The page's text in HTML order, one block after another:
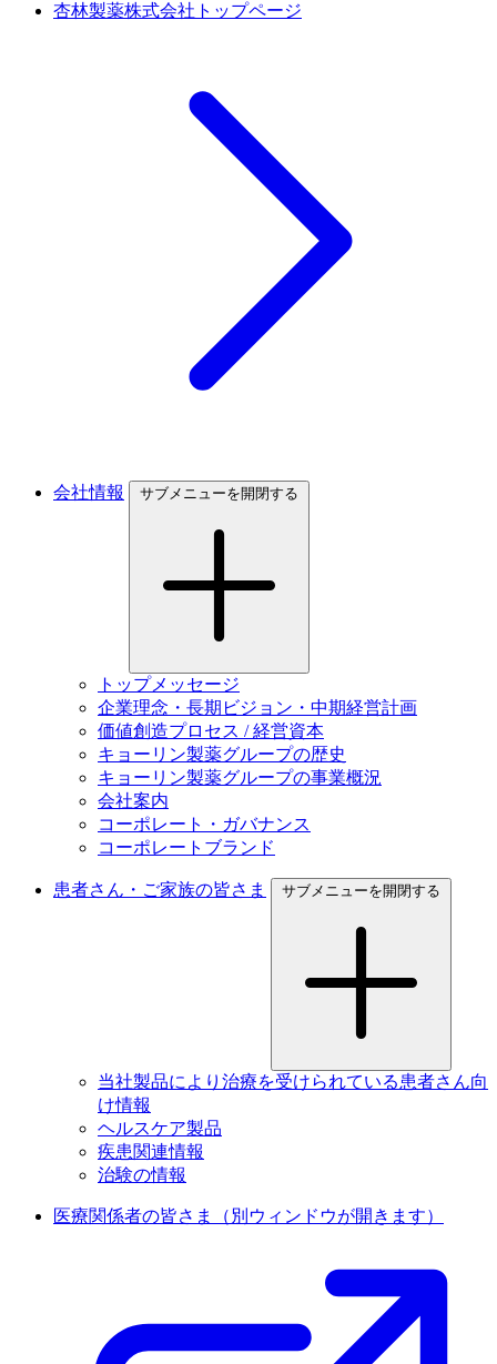
杏林製薬株式会社トップページ
会社情報 サブメニューを開閉する
トップメッセージ
企業理念・長期ビジョン・中期経営計画
価値創造プロセス / 経営資本
キョーリン製薬グループの歴史
キョーリン製薬グループの事業概況
会社案内
コーポレート・ガバナンス
コーポレートブランド
患者さん・ご家族の皆さま サブメニューを開閉する
当社製品により治療を受けられている患者さん向
け情報
ヘルスケア製品
疾患関連情報
治験の情報
医療関係者の皆さま （別ウィンドウが開きます）